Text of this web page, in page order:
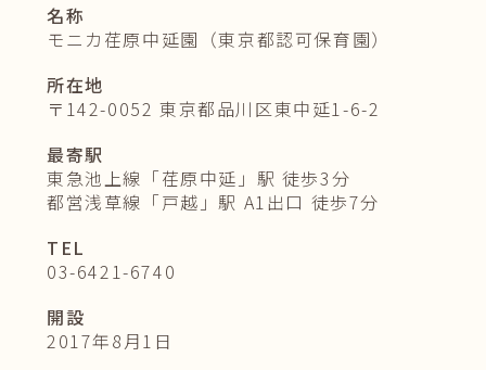
名称
モニカ荏原中延園（東京都認可保育園）
所在地
〒142-0052 東京都品川区東中延1-6-2
最寄駅
東急池上線「荏原中延」駅 徒歩3分
都営浅草線「戸越」駅 A1出口 徒歩7分
T EL
03-6421-6740
開設
2017年8月1日